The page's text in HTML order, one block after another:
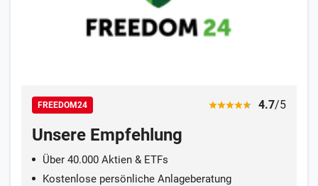
FREEDOM24 4.7/5
Unsere Empfehlung
Über 40.000 Aktien & ETFs
Kostenlose persönliche Anlageberatung